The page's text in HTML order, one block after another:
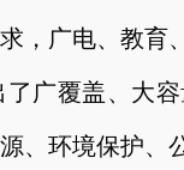
，广电、教
广覆盖、大
、环境保护